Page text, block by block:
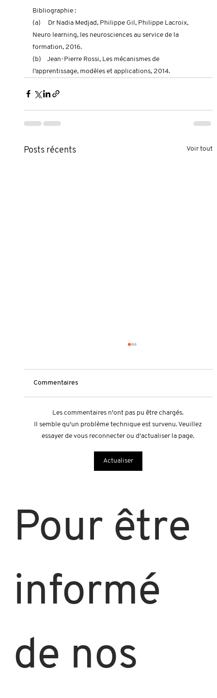
Pour être
informé
de nos
Bibliographie :
(a)     Dr Nadia Medjad, Philippe Gil, Philippe Lacroix,
Neuro learning, les neurosciences au service de la
formation, 2016.
(b)    Jean-Pierre Rossi, Les mécanismes de
l’apprentissage, modèles et applications, 2014.
Posts récents Voir tout
Accords QVCT et santé au travail :
obligations, pratique et avantages
Commentaires
Les commentaires n'ont pas pu être chargés.
Il semble qu'un problème technique est survenu. Veuillez
essayer de vous reconnecter ou d'actualiser la page.
Actualiser